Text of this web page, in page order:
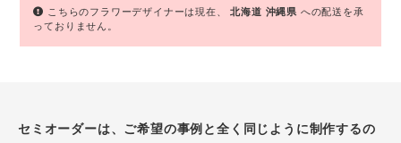
こちらのフラワーデザイナーは現在、北海道 沖縄県 への配送を承
っておりません。
セミオーダーは、ご希望の事例と全く同じように制作するの